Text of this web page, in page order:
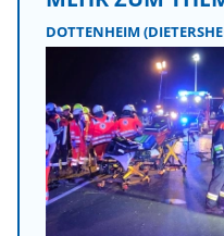
DOTTENHEIM